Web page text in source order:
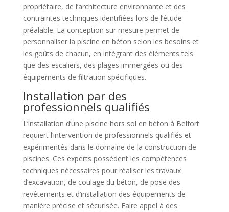
propriétaire, de l’architecture environnante et des
contraintes techniques identifiées lors de l’étude
préalable. La conception sur mesure permet de
personnaliser la piscine en béton selon les besoins et
les goûts de chacun, en intégrant des éléments tels
que des escaliers, des plages immergées ou des
équipements de filtration spécifiques.
Installation par des
professionnels qualifiés
L’installation d’une piscine hors sol en béton à Belfort
requiert l’intervention de professionnels qualifiés et
expérimentés dans le domaine de la construction de
piscines. Ces experts possèdent les compétences
techniques nécessaires pour réaliser les travaux
d’excavation, de coulage du béton, de pose des
revêtements et d’installation des équipements de
manière précise et sécurisée. Faire appel à des